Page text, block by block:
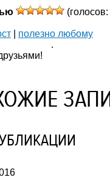
(голосов:
полезно любому
.